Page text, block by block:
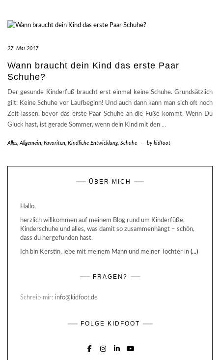
27. Mai 2017
Wann braucht dein Kind das erste Paar
Schuhe?
Der gesunde Kinderfuß braucht erst einmal keine Schuhe. Grundsätzlich
gilt: Keine Schuhe vor Laufbeginn! Und auch dann kann man sich oft noch
Zeit lassen, bevor das erste Paar Schuhe an die Füße kommt. Wenn Du
Glück hast, ist gerade Sommer, wenn dein Kind mit den …
Alles,Allgemein, Favoriten, Kindliche Entwicklung, Schuhe - bykidfoot
ÜBER MICH
Hallo,
herzlich willkommen auf meinem Blog rund um Kinderfüße,
Kinderschuhe und alles, was damit so zusammenhängt – schön,
dass du hergefunden hast.
Ich bin Kerstin, lebe mit meinem Mann und meiner Tochter in (...)
FRAGEN?
Schreib mir: info@kidfoot.de
FOLGE KIDFOOT